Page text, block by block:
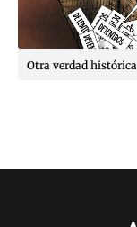
Otra verdad histórica